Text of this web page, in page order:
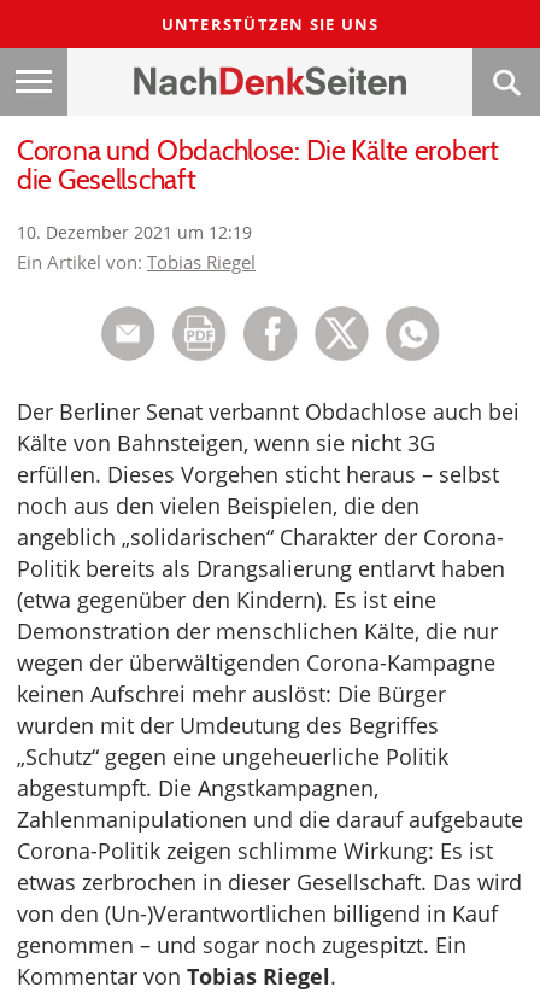
UNTERSTÜTZEN SIE UNS
Corona und Obdachlose: Die Kälte erobert
die Gesellschaft
10. Dezember 2021 um 12:19
Ein Artikel von: Tobias Riegel
Der Berliner Senat verbannt Obdachlose auch bei
Kälte von Bahnsteigen, wenn sie nicht 3G
erfüllen. Dieses Vorgehen sticht heraus – selbst
noch aus den vielen Beispielen, die den
angeblich „solidarischen“ Charakter der Corona-
Politik bereits als Drangsalierung entlarvt haben
(etwa gegenüber den Kindern). Es ist eine
Demonstration der menschlichen Kälte, die nur
wegen der überwältigenden Corona-Kampagne
keinen Aufschrei mehr auslöst: Die Bürger
wurden mit der Umdeutung des Begriffes
„Schutz“ gegen eine ungeheuerliche Politik
abgestumpft. Die Angstkampagnen,
Zahlenmanipulationen und die darauf aufgebaute
Corona-Politik zeigen schlimme Wirkung: Es ist
etwas zerbrochen in dieser Gesellschaft. Das wird
von den (Un-)Verantwortlichen billigend in Kauf
genommen – und sogar noch zugespitzt. Ein
Kommentar von Tobias Riegel.